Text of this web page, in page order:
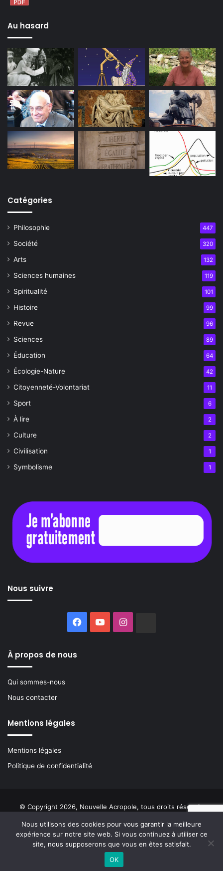
Au hasard
Catégories
Philosophie 447
Société 320
Arts 132
Sciences humaines 119
Spiritualité 101
Histoire 99
Revue 96
Sciences 89
Éducation 64
Écologie-Nature 42
Citoyenneté-Volontariat 11
Sport 6
À lire 2
Culture 2
Civilisation 1
Symbolisme 1
Nous suivre
Facebook
YouTubeInstagram
À propos de nous
Qui sommes-nous
Nous contacter
Mentions légales
Mentions légales
Politique de confidentialité
© Copyright 2026, Nouvelle Acropole, tous droits réservés
FacebookYouTubeInstagramBuzzsprout
Nous utilisons des cookies pour vous garantir la meilleure
expérience sur notre site web. Si vous continuez à utiliser ce
site, nous supposerons que vous en êtes satisfait.
OK